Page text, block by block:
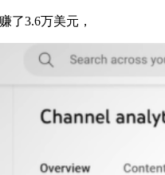
了3.6万美元，